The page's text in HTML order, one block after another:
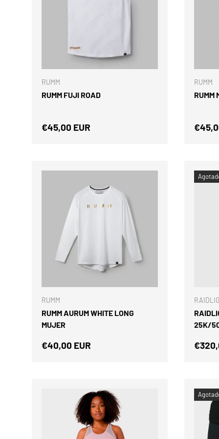
RUMM
RUMM FUJI ROAD
Precio normal
€45,00 EUR
RUMM
RUMM
RUMM
RUMM AURUM WHITE LONG
MUJER
Precio normal
€40,00 EUR
25K/